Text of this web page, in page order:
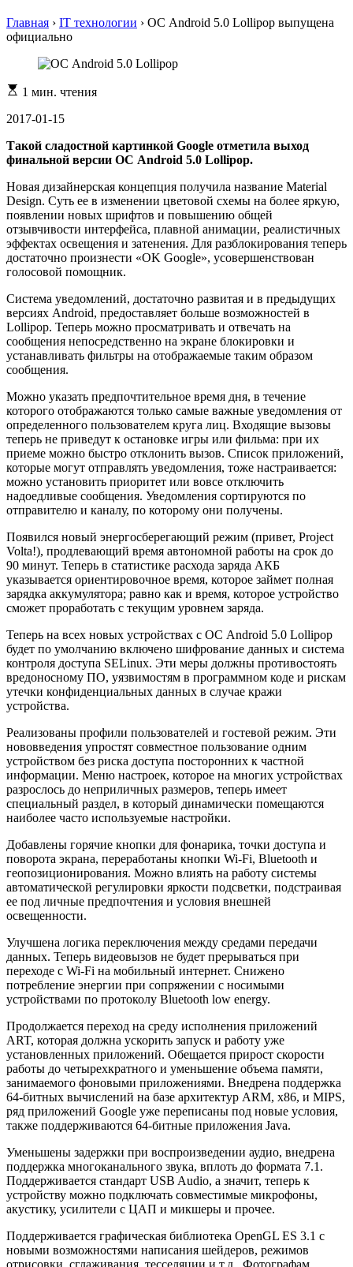
Главная › IT технологии › ОС Android 5.0 Lollipop выпущена
официально
Расчетное
чтения
1 мин. чтения
2017-01-15
Такой сладостной картинкой Google отметила выход
финальной версии ОС Android 5.0 Lollipop.
Новая дизайнерская концепция получила название Material
Design. Суть ее в изменении цветовой схемы на более яркую,
появлении новых шрифтов и повышению общей
отзывчивости интерфейса, плавной анимации, реалистичных
эффектах освещения и затенения. Для разблокирования теперь
достаточно произнести «OK Google», усовершенствован
голосовой помощник.
Система уведомлений, достаточно развитая и в предыдущих
версиях Android, предоставляет больше возможностей в
Lollipop. Теперь можно просматривать и отвечать на
сообщения непосредственно на экране блокировки и
устанавливать фильтры на отображаемые таким образом
сообщения.
Можно указать предпочтительное время дня, в течение
которого отображаются только самые важные уведомления от
определенного пользователем круга лиц. Входящие вызовы
теперь не приведут к остановке игры или фильма: при их
приеме можно быстро отклонить вызов. Список приложений,
которые могут отправлять уведомления, тоже настраивается:
можно установить приоритет или вовсе отключить
надоедливые сообщения. Уведомления сортируются по
отправителю и каналу, по которому они получены.
Появился новый энергосберегающий режим (привет, Project
Volta!), продлевающий время автономной работы на срок до
90 минут. Теперь в статистике расхода заряда АКБ
указывается ориентировочное время, которое займет полная
зарядка аккумулятора; равно как и время, которое устройство
сможет проработать с текущим уровнем заряда.
Теперь на всех новых устройствах с ОС Android 5.0 Lollipop
будет по умолчанию включено шифрование данных и система
контроля доступа SELinux. Эти меры должны противостоять
вредоносному ПО, уязвимостям в программном коде и рискам
утечки конфиденциальных данных в случае кражи
устройства.
Реализованы профили пользователей и гостевой режим. Эти
нововведения упростят совместное пользование одним
устройством без риска доступа посторонних к частной
информации. Меню настроек, которое на многих устройствах
разрослось до неприличных размеров, теперь имеет
специальный раздел, в который динамически помещаются
наиболее часто используемые настройки.
Добавлены горячие кнопки для фонарика, точки доступа и
поворота экрана, переработаны кнопки Wi-Fi, Bluetooth и
геопозиционирования. Можно влиять на работу системы
автоматической регулировки яркости подсветки, подстраивая
ее под личные предпочтения и условия внешней
освещенности.
Улучшена логика переключения между средами передачи
данных. Теперь видеовызов не будет прерываться при
переходе с Wi-Fi на мобильный интернет. Снижено
потребление энергии при сопряжении с носимыми
устройствами по протоколу Bluetooth low energy.
Продолжается переход на среду исполнения приложений
ART, которая должна ускорить запуск и работу уже
установленных приложений. Обещается прирост скорости
работы до четырехкратного и уменьшение объема памяти,
занимаемого фоновыми приложениями. Внедрена поддержка
64-битных вычислений на базе архитектур ARM, x86, и MIPS,
ряд приложений Google уже переписаны под новые условия,
также поддерживаются 64-битные приложения Java.
Уменьшены задержки при воспроизведении аудио, внедрена
поддержка многоканального звука, вплоть до формата 7.1.
Поддерживается стандарт USB Audio, а значит, теперь к
устройству можно подключать совместимые микрофоны,
акустику, усилители с ЦАП и микшеры и прочее.
Поддерживается графическая библиотека OpenGL ES 3.1 с
новыми возможностями написания шейдеров, режимов
отрисовки, сглаживания, тесселяции и т.д.. Фотографам